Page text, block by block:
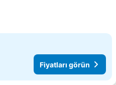
Fiyatları görün